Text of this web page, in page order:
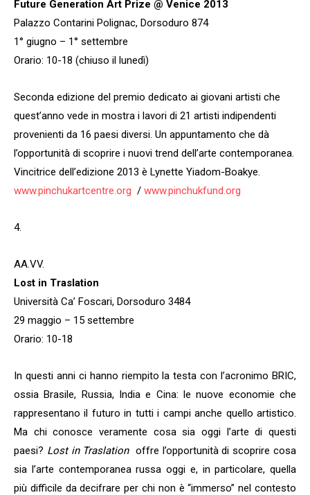
Future Generation Art Prize @ Venice 2013
Palazzo Contarini Polignac, Dorsoduro 874
1° giugno – 1° settembre
Orario: 10-18 (chiuso il lunedì)
Seconda edizione del premio dedicato ai giovani artisti che
quest’anno vede in mostra i lavori di 21 artisti indipendenti
provenienti da 16 paesi diversi. Un appuntamento che dà
l’opportunità di scoprire i nuovi trend dell’arte contemporanea.
Vincitrice dell’edizione 2013 è Lynette Yiadom-Boakye.
www.pinchukartcentre.org / www.pinchukfund.org
4.
AA.VV.
Lost in Traslation
Università Ca’ Foscari, Dorsoduro 3484
29 maggio – 15 settembre
Orario: 10-18
In questi anni ci hanno riempito la testa con l’acronimo BRIC,
ossia Brasile, Russia, India e Cina: le nuove economie che
rappresentano il futuro in tutti i campi anche quello artistico.
Ma chi conosce veramente cosa sia oggi l’arte di questi
paesi? Lost in Traslationoffre l’opportunità di scoprire cosa
sia l’arte contemporanea russa oggi e, in particolare, quella
più difficile da decifrare per chi non è “immerso” nel contesto